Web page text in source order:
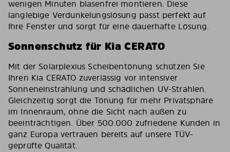
wenigen Minuten blasenfrei montieren. Diese
langlebige Verdunkelungslösung passt perfekt auf
Ihre Fenster und sorgt für eine dauerhafte Lösung.
Sonnenschutz für Kia CERATO
Mit der Solarplexius Scheibentönung schützen Sie
Ihren Kia CERATO zuverlässig vor intensiver
Sonneneinstrahlung und schädlichen UV-Strahlen.
Gleichzeitig sorgt die Tönung für mehr Privatsphäre
im Innenraum, ohne die Sicht nach außen zu
beeinträchtigen. Über 500.000 zufriedene Kunden in
ganz Europa vertrauen bereits auf unsere TÜV-
geprüfte Qualität.